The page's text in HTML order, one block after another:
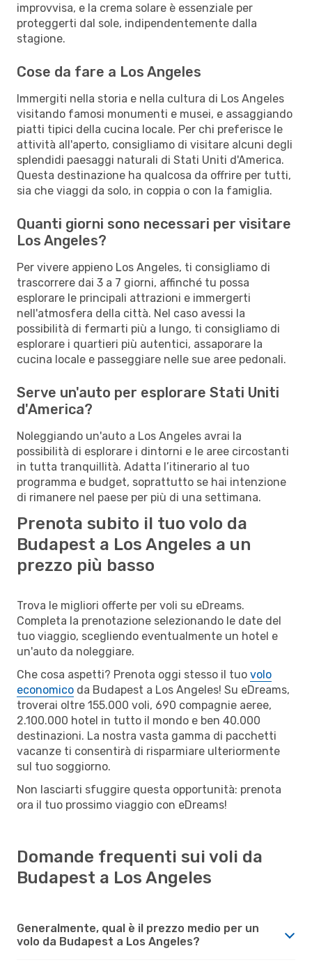
improvvisa, e la crema solare è essenziale per
proteggerti dal sole, indipendentemente dalla
stagione.
Cose da fare a Los Angeles
Immergiti nella storia e nella cultura di Los Angeles
visitando famosi monumenti e musei, e assaggiando
piatti tipici della cucina locale. Per chi preferisce le
attività all'aperto, consigliamo di visitare alcuni degli
splendidi paesaggi naturali di Stati Uniti d'America.
Questa destinazione ha qualcosa da offrire per tutti,
sia che viaggi da solo, in coppia o con la famiglia.
Quanti giorni sono necessari per visitare
Los Angeles?
Per vivere appieno Los Angeles, ti consigliamo di
trascorrere dai 3 a 7 giorni, affinché tu possa
esplorare le principali attrazioni e immergerti
nell'atmosfera della città. Nel caso avessi la
possibilità di fermarti più a lungo, ti consigliamo di
esplorare i quartieri più autentici, assaporare la
cucina locale e passeggiare nelle sue aree pedonali.
Serve un'auto per esplorare Stati Uniti
d'America?
Noleggiando un'auto a Los Angeles avrai la
possibilità di esplorare i dintorni e le aree circostanti
in tutta tranquillità. Adatta l’itinerario al tuo
programma e budget, soprattutto se hai intenzione
di rimanere nel paese per più di una settimana.
Prenota subito il tuo volo da
Budapest a Los Angeles a un
prezzo più basso
Trova le migliori offerte per voli su eDreams.
Completa la prenotazione selezionando le date del
tuo viaggio, scegliendo eventualmente un hotel e
un'auto da noleggiare.
Che cosa aspetti? Prenota oggi stesso il tuo volo
economico da Budapest a Los Angeles! Su eDreams,
troverai oltre 155.000 voli, 690 compagnie aeree,
2.100.000 hotel in tutto il mondo e ben 40.000
destinazioni. La nostra vasta gamma di pacchetti
vacanze ti consentirà di risparmiare ulteriormente
sul tuo soggiorno.
Non lasciarti sfuggire questa opportunità: prenota
ora il tuo prossimo viaggio con eDreams!
Domande frequenti sui voli da
Budapest a Los Angeles
Generalmente, qual è il prezzo medio per un
volo da Budapest a Los Angeles?